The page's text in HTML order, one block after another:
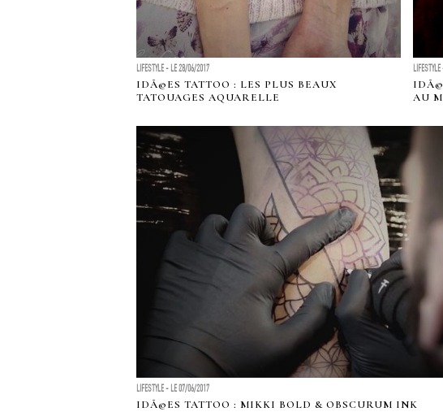
LIFESTYLE - LE 28/06/2017
IDÃ©ES TATTOO : LES PLUS BEAUX
TATOUAGES AQUARELLE
AU
LIFESTYLE - LE 07/06/2017
IDÃ©ES TATTOO : MIKKI BOLD & OBSCURUM INK